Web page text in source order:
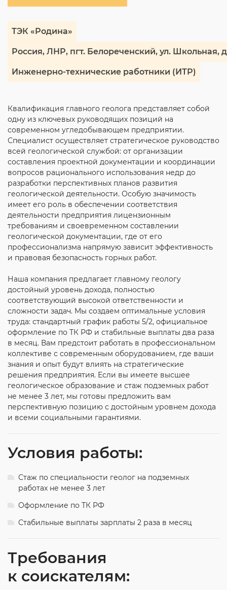
ТЭК «Родина»
Россия, ЛНР, пгт. Белореченский, ул. Школьная,
Инженерно-технические работники (ИТР)
Квалификация главного геолога представляет собой
одну из ключевых руководящих позиций на
современном угледобывающем предприятии.
Специалист осуществляет стратегическое руководство
всей геологической службой: от организации
составления проектной документации и координации
вопросов рационального использования недр до
разработки перспективных планов развития
геологической деятельности. Особую значимость
имеет его роль в обеспечении соответствия
деятельности предприятия лицензионным
требованиям и своевременном составлении
геологической документации, где от его
профессионализма напрямую зависит эффективность
и правовая безопасность горных работ.
Наша компания предлагает главному геологу
достойный уровень дохода, полностью
соответствующий высокой ответственности и
сложности задач. Мы создаем оптимальные условия
труда: стандартный график работы 5/2, официальное
оформление по ТК РФ и стабильные выплаты два раза
в месяц. Вам предстоит работать в профессиональном
коллективе с современным оборудованием, где ваши
знания и опыт будут влиять на стратегические
решения предприятия. Если вы имеете высшее
геологическое образование и стаж подземных работ
не менее 3 лет, мы готовы предложить вам
перспективную позицию с достойным уровнем дохода
и всеми социальными гарантиями.
Условия работы:
Стаж по специальности геолог на подземных
работах не менее 3 лет
Оформление по ТК РФ
Стабильные выплаты зарплаты 2 раза в месяц
Требования
к соискателям: